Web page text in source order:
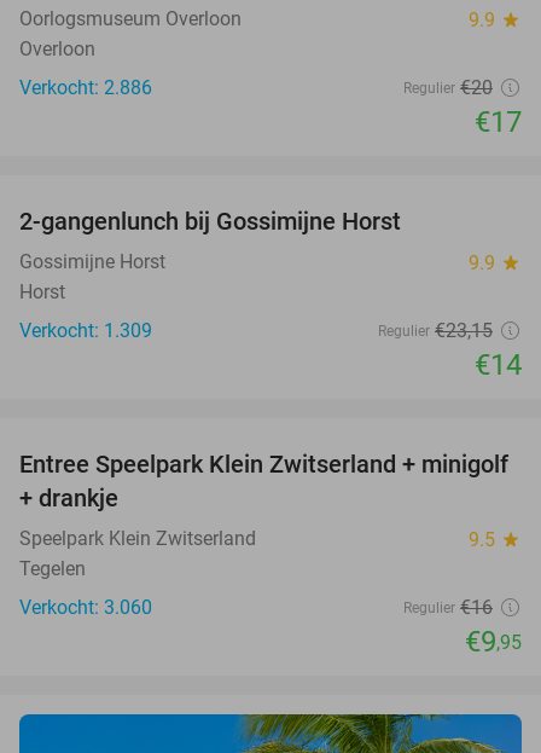
Oorlogsmuseum Overloon 9.9 star
Overloon
Verkocht: 2.886
Regulier €20
€17
2-gangenlunch bij Gossimijne Horst
Gossimijne Horst 9.9 star
Horst
Verkocht: 1.309
Regulier €23,15
€14
38%
Entree Speelpark Klein Zwitserland + minigolf
+ drankje
Speelpark Klein Zwitserland 9.5 star
Tegelen
Verkocht: 3.060
Regulier €16
€9,95